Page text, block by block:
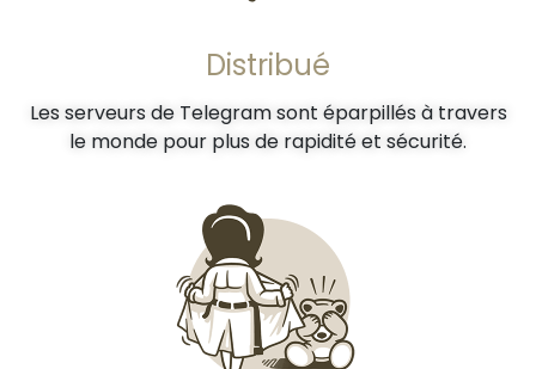
Distribué
Les serveurs de Telegram sont éparpillés à travers
le monde pour plus de rapidité et sécurité.